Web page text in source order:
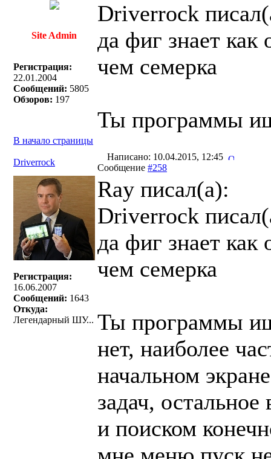
Site Admin
Регистрация:
22.01.2004
Сообщений: 5805
Обзоров: 197
Driverrock
да фиг знает как
чем семерка
Ты программы
В начало страницы
Driverrock
Написано: 10.04.2015, 12:45
Сообщение #258
Регистрация:
16.06.2007
Сообщений: 1643
Откуда:
Легендарный ШУ...
Ray писал(a):
Driverrock
да фиг знает как
чем семерка
Ты программы
нет, наиболее
начальном
задач,
и поиском